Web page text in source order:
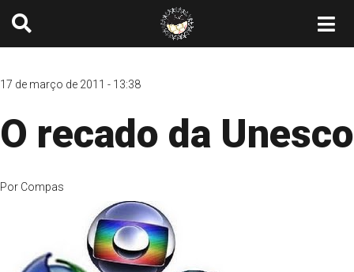
17 de março de 2011 - 13:38
O recado da Unesco
Por Compas